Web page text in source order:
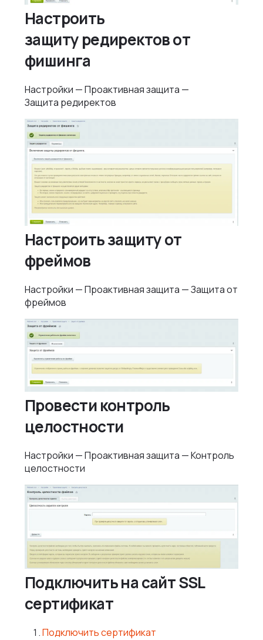
Настроить
защиту редиректов от
фишинга
Настройки — Проактивная защита —
Защита редиректов
Настроить защиту от
фреймов
Настройки — Проактивная защита — Защита от
фреймов
Провести контроль
целостности
Настройки — Проактивная защита — Контроль
целостности
Подключить на сайт SSL
сертификат
Подключить сертификат